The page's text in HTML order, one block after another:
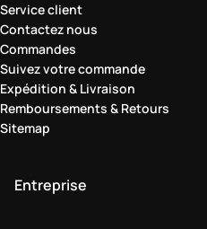
Service client
Contactez nous
Commandes
Suivez votre commande
Expédition & Livraison
Remboursements & Retours
Sitemap
Entreprise